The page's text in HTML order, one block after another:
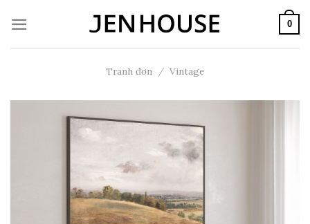
0
Tranh đơn / Vintage